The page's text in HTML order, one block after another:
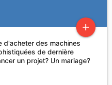
add
d'acheter des machines
de dernière
un projet? Un mariage?